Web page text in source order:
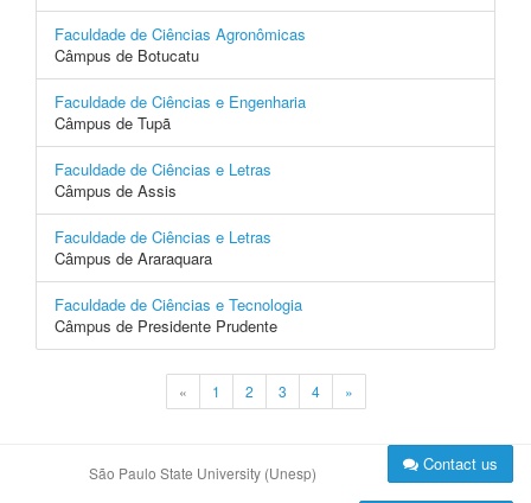
Faculdade de Ciências Agronômicas
Câmpus de Botucatu
Faculdade de Ciências e Engenharia
Câmpus de Tupã
Faculdade de Ciências e Letras
Câmpus de Assis
Faculdade de Ciências e Letras
Câmpus de Araraquara
Faculdade de Ciências e Tecnologia
Câmpus de Presidente Prudente
« 1 2 3 4 »
São Paulo State University (Unesp) Contact us